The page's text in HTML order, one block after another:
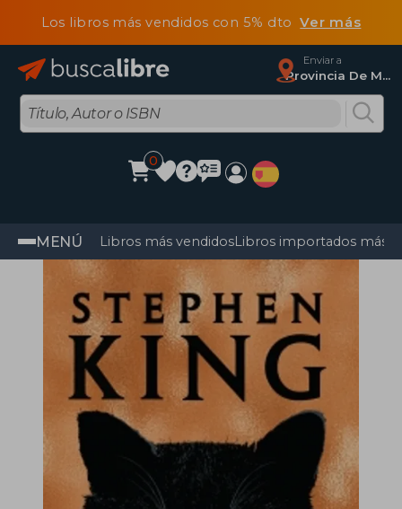
Los libros más vendidos con 5% dtoVer más
Enviar a
Provincia De Madrid
0
MENÚ Libros más vendidosLibros importados más